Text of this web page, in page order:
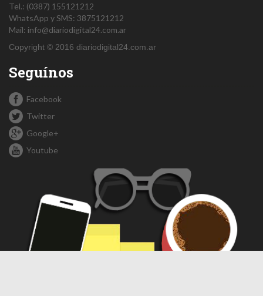
Tel.: (0387) 155121212
WhatsApp y SMS: 3875121212
Mail: info@diariodigital24.com.ar
Copyright © 2016 diariodigital24.com.ar
Seguínos
Facebook
Twitter
Google+
Youtube